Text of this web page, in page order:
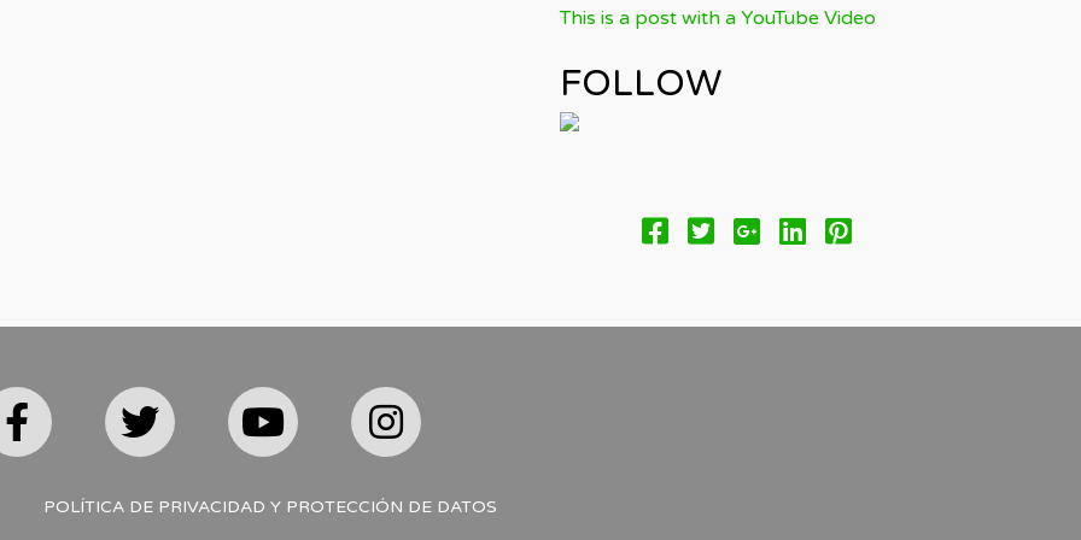
This is a post with a YouTube Video
FOLLOW
POLÍTICA DE PRIVACIDAD Y PROTECCIÓN DE DATOS